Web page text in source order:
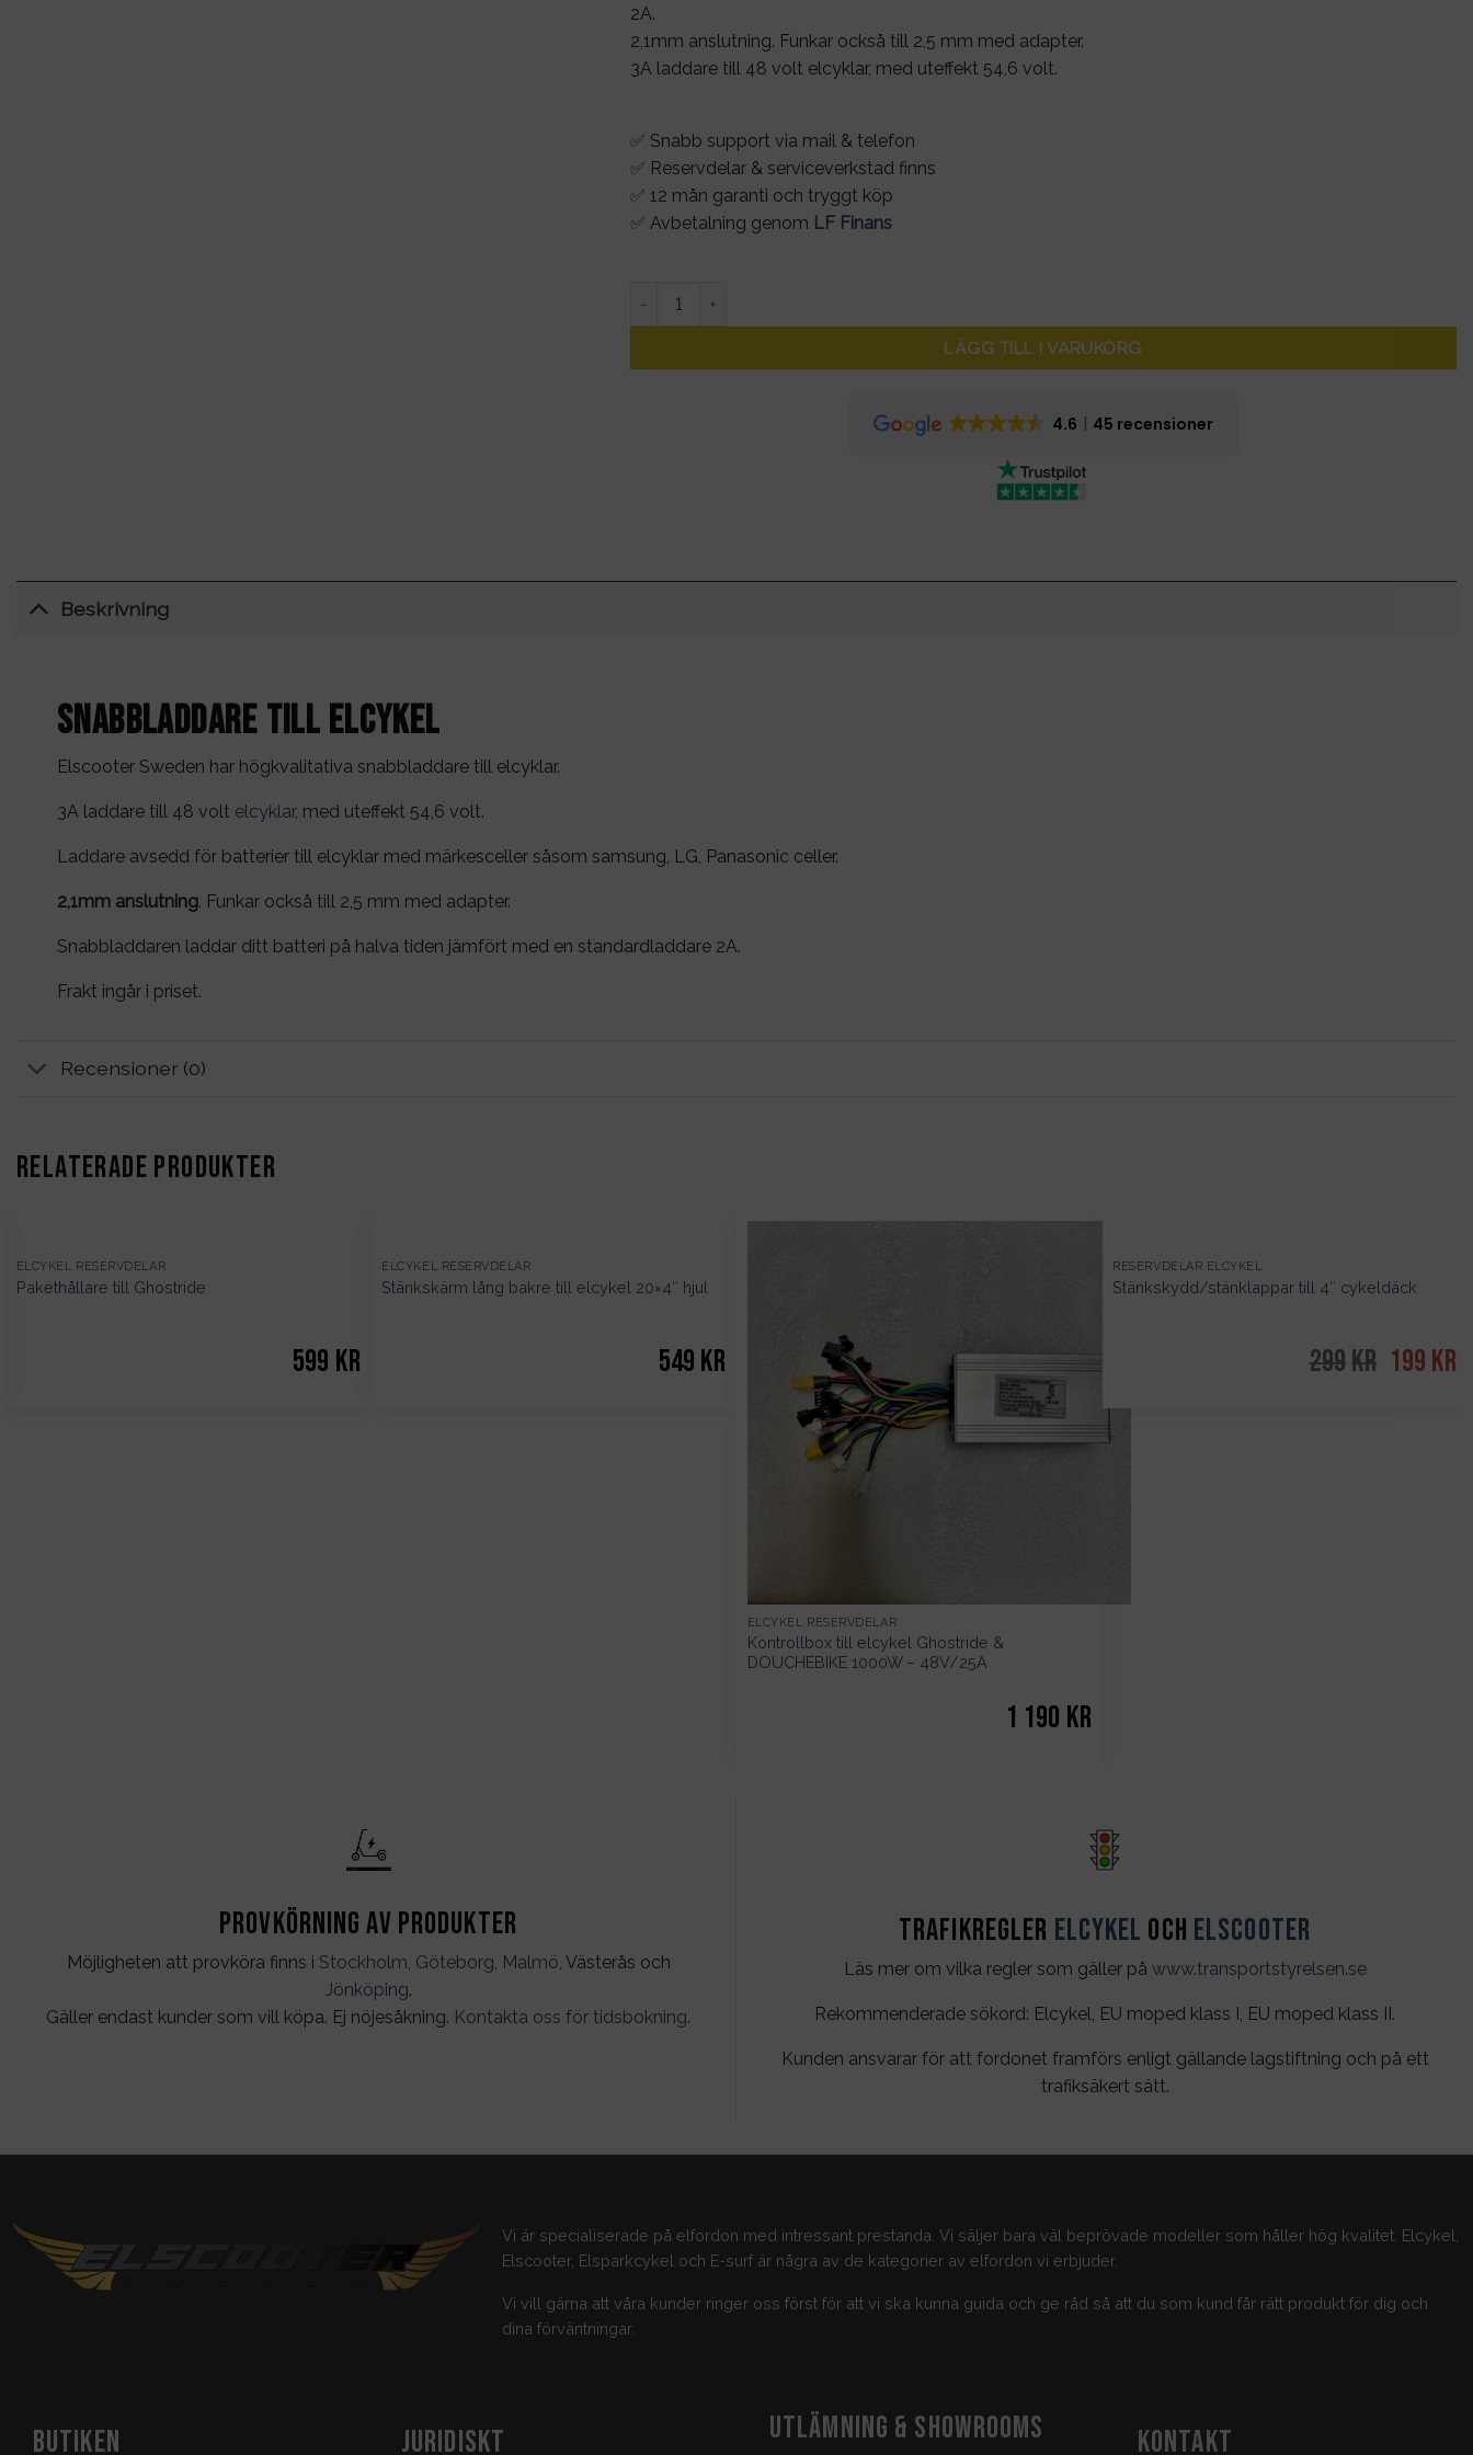
var:
749kr.
är:
679kr.
2A.
2,1mm anslutning. Funkar också till 2,5 mm med adapter.
3A laddare till 48 volt elcyklar, med uteffekt 54,6 volt.
✅ Snabb support via mail & telefon
✅ Reservdelar & serviceverkstad finns
✅ 12 mån garanti och tryggt köp
✅ Avbetalning genom LF Finans
Snabbladdare 2,1mm kontakt - till elcykel 48V/3A - laddar 40% snabbare mängd
LÄGG TILL I VARUKORG
4.6 45 recensioner
Beskrivning
Snabbladdare till elcykel
Elscooter Sweden har högkvalitativa snabbladdare till elcyklar.
3A laddare till 48 volt elcyklar, med uteffekt 54,6 volt.
Laddare avsedd för batterier till elcyklar med märkesceller såsom samsung, LG, Panasonic celler.
2,1mm anslutning. Funkar också till 2,5 mm med adapter.
Snabbladdaren laddar ditt batteri på halva tiden jämfört med en standardladdare 2A.
Frakt ingår i priset.
Recensioner (0)
RELATERADE PRODUKTER
ELCYKEL RESERVDELAR
Pakethållare till Ghostride
599 kr
ELCYKEL RESERVDELAR
Stänkskärm lång bakre till elcykel 20×4″ hjul
549 kr
ELCYKEL RESERVDELAR
Kontrollbox till elcykel Ghostride &
DOUCHEBIKE 1000W – 48V/25A
1 190 kr
RESERVDELAR ELCYKEL
Stänkskydd/stänklappar till 4″ cykeldäck
299kr Det
199 kr
Provkörning av produkter
Möjligheten att provköra finns i Stockholm, Göteborg, Malmö, Västerås och
Jönköping.
Gäller endast kunder som vill köpa. Ej nöjesåkning. Kontakta oss för tidsbokning.
Trafikregler Elcykel och Elscooter
Läs mer om vilka regler som gäller på www.transportstyrelsen.se
Rekommenderade sökord: Elcykel, EU moped klass I, EU moped klass II.
Kunden ansvarar för att fordonet framförs enligt gällande lagstiftning och på ett
trafiksäkert sätt.
Vi är specialiserade på elfordon med intressant prestanda. Vi säljer bara väl beprövade modeller som håller hög kvalitet. Elcykel,
Elscooter, Elsparkcykel och E-surf är några av de kategorier av elfordon vi erbjuder.
Vi vill gärna att våra kunder ringer oss först för att vi ska kunna guida och ge råd så att du som kund får rätt produkt för dig och
dina förväntningar.
BUTIKEN JURIDISKT UTLÄMNING & SHOWROOMS KONTAKT